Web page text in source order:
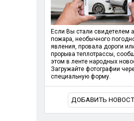
Если Вы стали свидетелем
пожара, необычного
явления, провала дороги
прорыва теплотрассы,
этом в ленте народных
Загружайте фотографии
специальную форму.
ДОБАВИТЬ